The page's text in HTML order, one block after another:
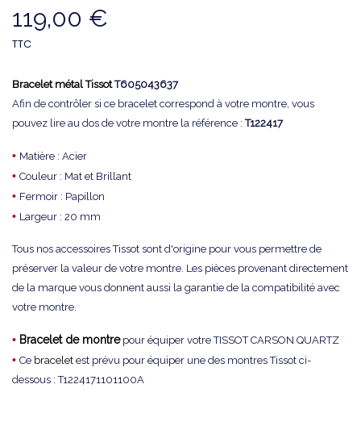
119,00 €
TTC
Bracelet métal TissotT605043637
Afin de contrôler si ce bracelet correspond à votre montre, vous
pouvez lire au dos de votre montre la référence :T122417
• Matière : Acier
• Couleur : Mat et Brillant
• Fermoir : Papillon
• Largeur : 20 mm
Tous nos accessoires Tissot sont d'origine pour vous permettre de
préserver la valeur de votre montre. Les pièces provenant directement
de la marque vous donnent aussi la garantie de la compatibilité avec
votre montre.
• Bracelet de montrepour équiper votre TISSOT CARSON QUARTZ
• Ce bracelet est prévu pour équiper une des montres Tissot ci-
dessous : T1224171101100A